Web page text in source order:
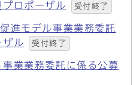
ロポーザル
受付終了
進モデル事業業務委託
ザル
受付終了
業業務委託に係る公募